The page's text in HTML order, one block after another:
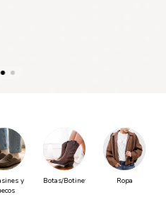
y
Botas/Botinetas Ropa